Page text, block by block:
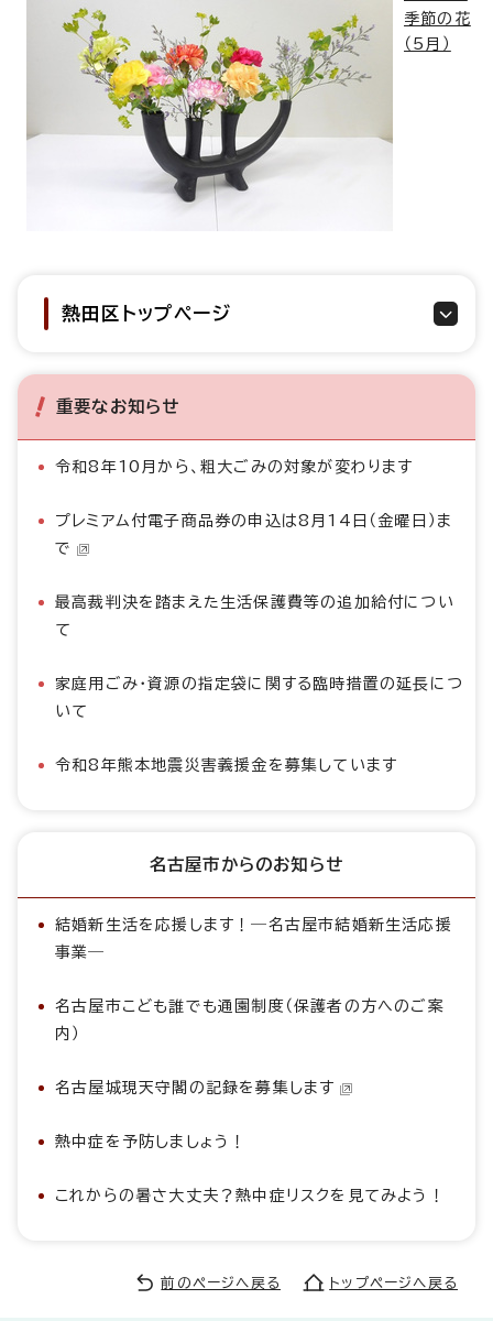
季節の花
（5月）
熱田区トップページ
重要なお知らせ
令和8年10月から、粗大ごみの対象が変わります
プレミアム付電子商品券の申込は8月14日（金曜日）ま
で
最高裁判決を踏まえた生活保護費等の追加給付につい
て
家庭用ごみ・資源の指定袋に関する臨時措置の延長につ
いて
令和8年熊本地震災害義援金を募集しています
名古屋市からのお知らせ
結婚新生活を応援します！―名古屋市結婚新生活応援
事業―
名古屋市こども誰でも通園制度（保護者の方へのご案
内）
名古屋城現天守閣の記録を募集します
熱中症を予防しましょう！
これからの暑さ大丈夫？熱中症リスクを見てみよう！
前のページへ戻る トップページへ戻る